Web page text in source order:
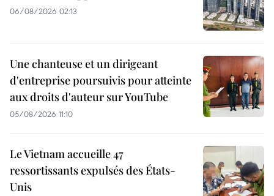
06/08/2026 02:13
Une chanteuse et un dirigeant
d'entreprise poursuivis pour atteinte
aux droits d'auteur sur YouTube
05/08/2026 11:10
Le Vietnam accueille 47
ressortissants expulsés des États-
Unis